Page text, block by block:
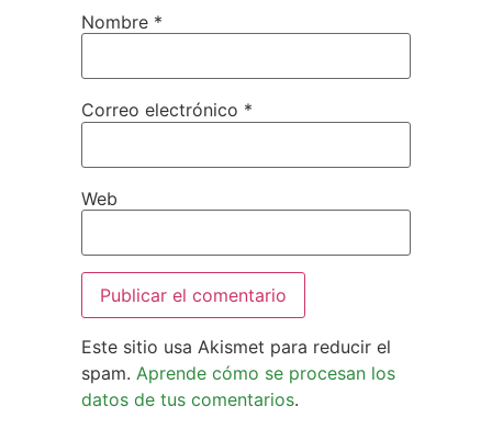
será publicada. Los campos
Comentario*
Nombre*